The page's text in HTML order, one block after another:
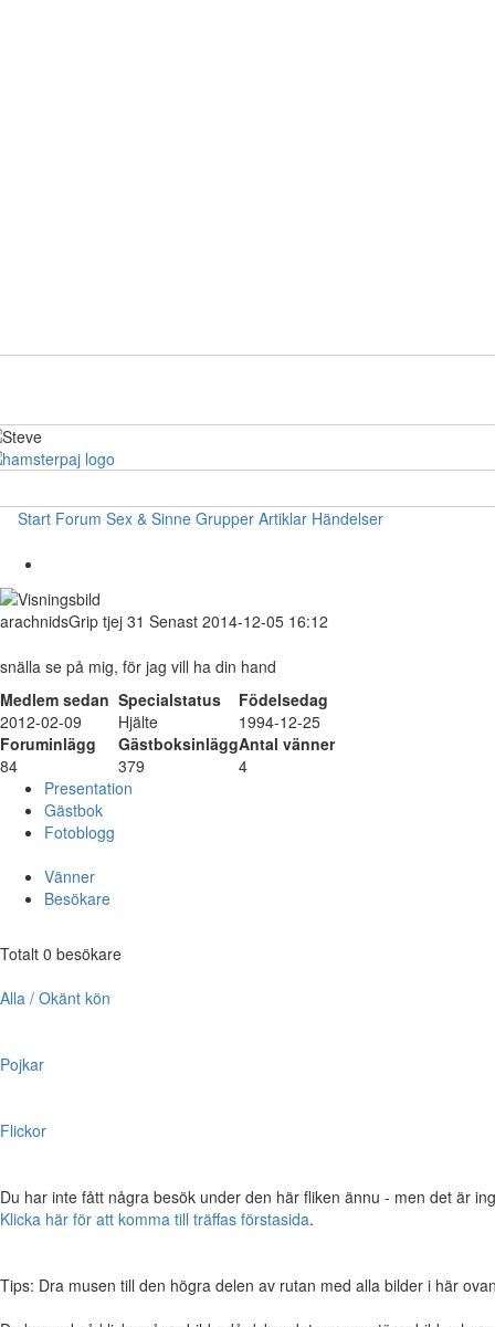
Start Forum Sex & Sinne Grupper Artiklar Händelser
arachnidsGrip tjej 31 Senast 2014-12-05 16:12
snälla se på mig, för jag vill ha din hand
Medlem sedan Specialstatus
Födelsedag
2012-02-09
Hjälte
1994-12-25
Foruminlägg
GästboksinläggAntal vänner
84
379
4
Presentation
Gästbok
Fotoblogg
Vänner
Besökare
Totalt 0 besökare
Alla / Okänt kön
Pojkar
Flickor
Du har inte fått några besök under den här fliken ännu - men det är
Klicka här för att komma till träffas förstasida.
Tips: Dra musen till den högra delen av rutan med alla bilder i här